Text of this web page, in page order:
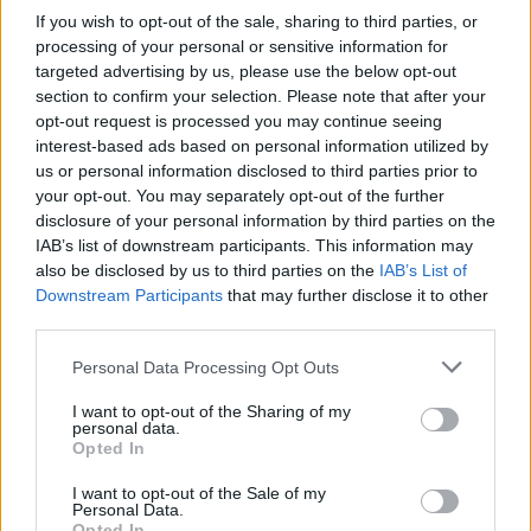
If you wish to opt-out of the sale, sharing to third parties, or
processing of your personal or sensitive information for
targeted advertising by us, please use the below opt-out
section to confirm your selection. Please note that after your
opt-out request is processed you may continue seeing
interest-based ads based on personal information utilized by
us or personal information disclosed to third parties prior to
your opt-out. You may separately opt-out of the further
disclosure of your personal information by third parties on the
IAB’s list of downstream participants. This information may
also be disclosed by us to third parties on the IAB’s List of
Downstream Participants that may further disclose it to other
Personal Data Processing Opt Outs
I want to opt-out of the Sharing of my
personal data.
Opted In
I want to opt-out of the Sale of my
Personal Data.
Úterní válka v ulicích Prahy objektivem EkoListu
28.9.2000 14:50 | PRAHA (EkoList)
Se zpožděním vám nabízíme fotografie z úterý 26. září, kdy se
demonstranti, mezi nimiž převládali zahraniční anarchisté a mladí
komunisté, pokusili zaútočit na Kongresové centrum, kde právě
probíhal zahajovací ceremoniál Výročního zasedáníSvětové banky
(SB)a Mezinárodního měnového fondu (MMF). Demonstranti se
rozdělili na dva velké proudy, z nichž jeden skončil na Nuselském
mostě a druhý se vydal přes Karlovo náměstí pod Vyšehrad. V
Lumírově ulici pak agresivní a rozvášněný dav zaútočil dlažebními
kostkami, kamením, cihlami a zápalnými lahvemi na policisty, kteří
se jim v přístupu ke Kongresovému centru snažili zabránit. Pouliční
bitky pokračovaly ještě ve večerních hodinách, kdy profesionální
restauraceMcDonaldsna Václavském náměstí a rozbily výlohy
prodejnyMercedes-Benzna Vinohradské třídě a několika poboček
v centru Prahy. Klid v ulicích se policistům podařilo obnovit až
kolem půlnoci.
Reportér EkoListu surově zbit skinheady